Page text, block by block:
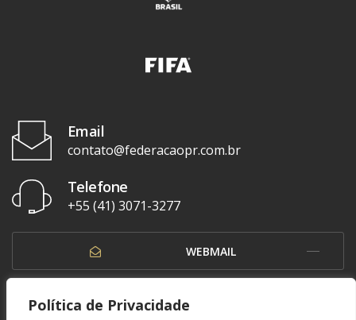
Política de Privacidade
Email
contato@federacaopr.com.br
Telefone
+55 (41) 3071-3277
WEBMAIL
OUVIDORIA